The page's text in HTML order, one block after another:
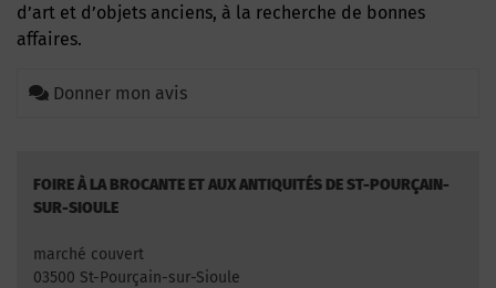
d’art et d’objets anciens, à la recherche de bonnes
affaires.
Donner mon avis
FOIRE À LA BROCANTE ET AUX ANTIQUITÉS DE ST-POURÇAIN-
SUR-SIOULE
marché couvert
03500 St-Pourçain-sur-Sioule